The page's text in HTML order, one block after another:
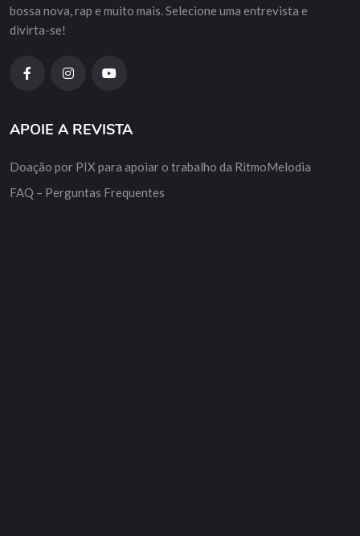
bossa nova, rap e muito mais. Selecione uma entrevista e
divirta-se!
APOIE A REVISTA
Doação por PIX para apoiar o trabalho da RitmoMelodia
FAQ – Perguntas Frequentes